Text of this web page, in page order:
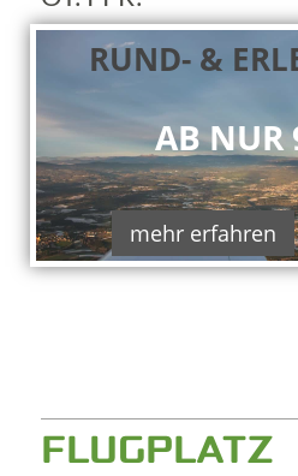
FLUGPLATZ
RUND- &
AB NUR
mehr erfahren